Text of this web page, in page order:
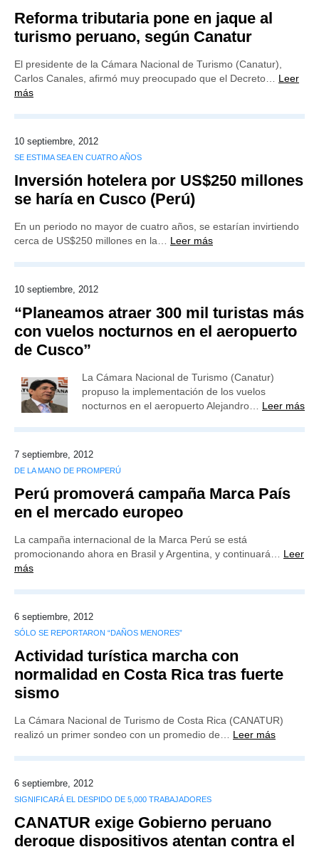
Reforma tributaria pone en jaque al
turismo peruano, según Canatur
El presidente de la Cámara Nacional de Turismo (Canatur),
Carlos Canales, afirmó muy preocupado que el Decreto… Leer
más
10 septiembre, 2012
SE ESTIMA SEA EN CUATRO AÑOS
Inversión hotelera por US$250 millones
se haría en Cusco (Perú)
En un periodo no mayor de cuatro años, se estarían invirtiendo
cerca de US$250 millones en la… Leer más
10 septiembre, 2012
“Planeamos atraer 300 mil turistas más
con vuelos nocturnos en el aeropuerto
de Cusco”
La Cámara Nacional de Turismo (Canatur)
propuso la implementación de los vuelos
nocturnos en el aeropuerto Alejandro… Leer más
7 septiembre, 2012
DE LA MANO DE PROMPERÚ
Perú promoverá campaña Marca País
en el mercado europeo
La campaña internacional de la Marca Perú se está
promocionando ahora en Brasil y Argentina, y continuará… Leer
más
6 septiembre, 2012
SÓLO SE REPORTARON “DAÑOS MENORES”
Actividad turística marcha con
normalidad en Costa Rica tras fuerte
sismo
La Cámara Nacional de Turismo de Costa Rica (CANATUR)
realizó un primer sondeo con un promedio de… Leer más
6 septiembre, 2012
SIGNIFICARÁ EL DESPIDO DE 5,000 TRABAJADORES
CANATUR exige Gobierno peruano
derogue dispositivos atentan contra el